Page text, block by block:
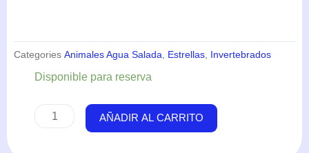
Categories Animales Agua Salada Estrellas Invertebrados
Disponible para reserva
Ophioderma
cantidad
AÑADIR AL CARRITO